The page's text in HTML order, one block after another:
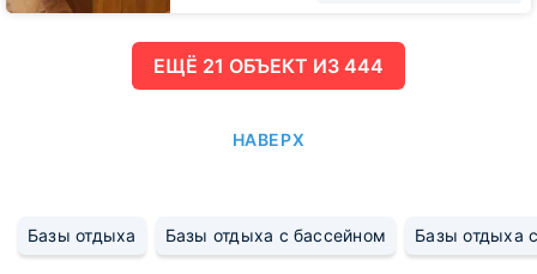
ЕЩË 21 ОБЪЕКТ ИЗ 444
НАВЕРХ
Базы отдыха Базы отдыха с бассейном Базы отдыха